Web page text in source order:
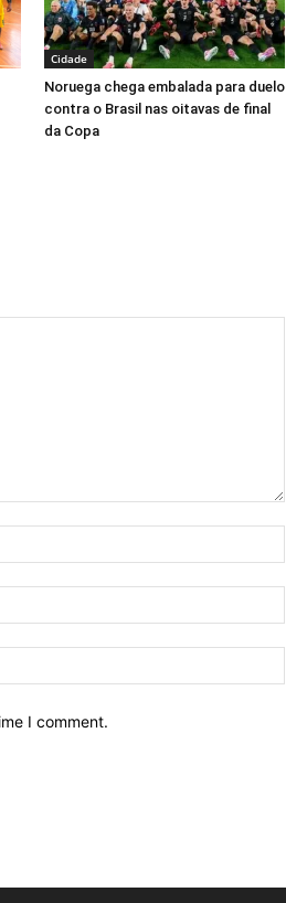
Cidade
Noruega chega embalada para duelo
contra o Brasil nas oitavas de final
da Copa
I comment.